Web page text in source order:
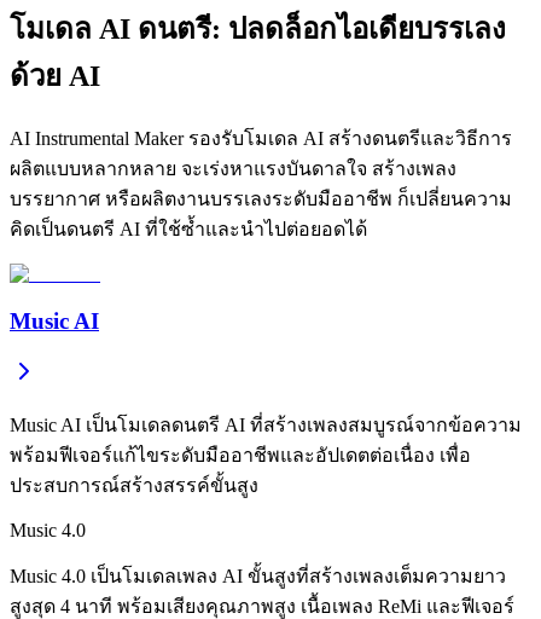
โมเดล AI ดนตรี: ปลดล็อกไอเดียบรรเลง
ด้วย AI
AI Instrumental Maker รองรับโมเดล AI สร้างดนตรีและวิธีการ
ผลิตแบบหลากหลาย จะเร่งหาแรงบันดาลใจ สร้างเพลง
บรรยากาศ หรือผลิตงานบรรเลงระดับมืออาชีพ ก็เปลี่ยนความ
คิดเป็นดนตรี AI ที่ใช้ซ้ำและนำไปต่อยอดได้
Music AI
Music AI เป็นโมเดลดนตรี AI ที่สร้างเพลงสมบูรณ์จากข้อความ
พร้อมฟีเจอร์แก้ไขระดับมืออาชีพและอัปเดตต่อเนื่อง เพื่อ
ประสบการณ์สร้างสรรค์ขั้นสูง
Music 4.0
Music 4.0 เป็นโมเดลเพลง AI ขั้นสูงที่สร้างเพลงเต็มความยาว
สูงสุด 4 นาที พร้อมเสียงคุณภาพสูง เนื้อเพลง ReMi และฟีเจอร์